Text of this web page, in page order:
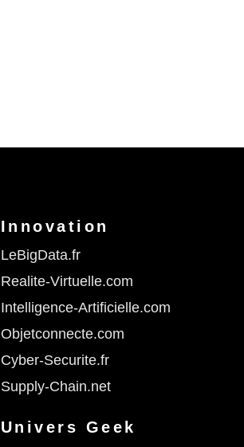
Innovation
LeBigData.fr
Realite-Virtuelle.com
Intelligence-Artificielle.com
Objetconnecte.com
Cyber-Securite.fr
Supply-Chain.net
Univers Geek